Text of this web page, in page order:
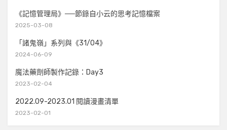
《記憶管理局》──節錄自小云的思考記憶檔案
2025-03-08
「諸鬼嶺」系列與《31/04》
2024-06-09
魔法藥劑師製作記錄：Day3
2023-02-04
2022.09-2023.01 閱讀漫畫清單
2023-02-01